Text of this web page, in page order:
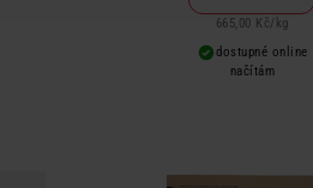
665,00 Kč/ kg
dostupné online
načítám